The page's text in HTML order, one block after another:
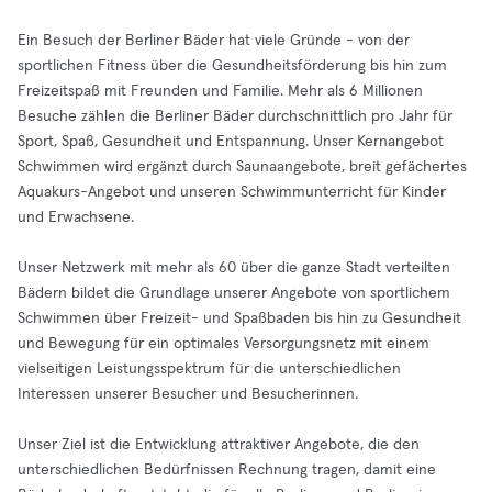
Ein Besuch der Berliner Bäder hat viele Gründe - von der
sportlichen Fitness über die Gesundheitsförderung bis hin zum
Freizeitspaß mit Freunden und Familie. Mehr als 6 Millionen
Besuche zählen die Berliner Bäder durchschnittlich pro Jahr für
Sport, Spaß, Gesundheit und Entspannung. Unser Kernangebot
Schwimmen wird ergänzt durch Saunaangebote, breit gefächertes
Aquakurs-Angebot und unseren Schwimmunterricht für Kinder
und Erwachsene.
Unser Netzwerk mit mehr als 60 über die ganze Stadt verteilten
Bädern bildet die Grundlage unserer Angebote von sportlichem
Schwimmen über Freizeit- und Spaßbaden bis hin zu Gesundheit
und Bewegung für ein optimales Versorgungsnetz mit einem
vielseitigen Leistungsspektrum für die unterschiedlichen
Interessen unserer Besucher und Besucherinnen.
Unser Ziel ist die Entwicklung attraktiver Angebote, die den
unterschiedlichen Bedürfnissen Rechnung tragen, damit eine